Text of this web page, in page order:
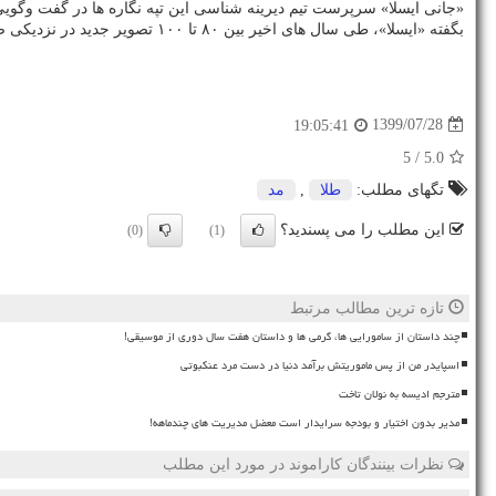
«جانی ایسلا» سرپرست تیم دیرینه شناسی این تپه‎ نگاره ها در گفت وگویی بیان کرد: «بسیار هیجان انگیز است که هنوز می توانیم تصاویر جدید کشف نماییم، اما ما می دانیم که هنوز تصاویری وجود دارند که کشف نشده اند.»
بگفته «ایسلا»، طی سال های اخیر بین ۸۰ تا ۱۰۰ تصویر جدید در نزدیکی صحرای نازکا و پالپا کشف شده است.
1399/07/28
19:05:41
5.0
/ 5
تگهای مطلب:
طلا مد
این مطلب را می پسندید؟ (1)
(0)
تازه ترین مطالب مرتبط
چند داستان از سامورایی ها، گرمی ها و داستان هفت سال دوری از موسیقی!
اسپایدر من از پس ماموریتش برآمد دنیا در دست مرد عنکبوتی
مترجم ادیسه به نولان تاخت
مدیر بدون اختیار و بودجه سرایدار است معضل مدیریت های چندماهه!
نظرات بینندگان کاراموند در مورد این مطلب